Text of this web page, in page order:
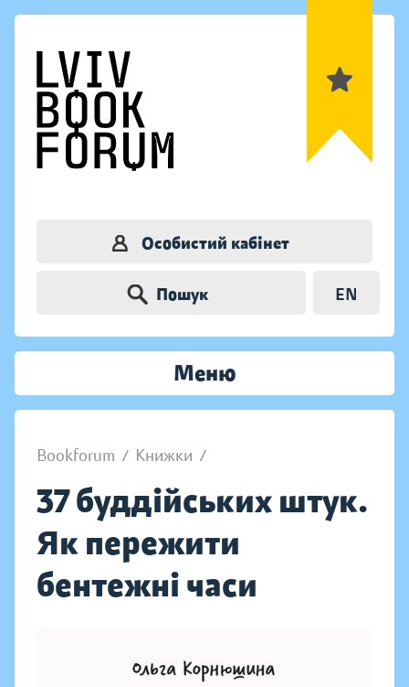
Особистий кабінет
Пошук EN
Меню
Bookforum / Книжки /
37 буддійських штук.
Як пережити
бентежні часи